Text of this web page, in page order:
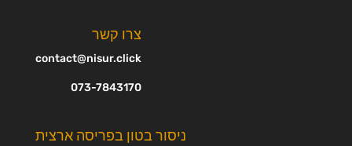
צרו קשר
contact@nisur.click
073-7843170
ניסור בטון בפריסה ארצית